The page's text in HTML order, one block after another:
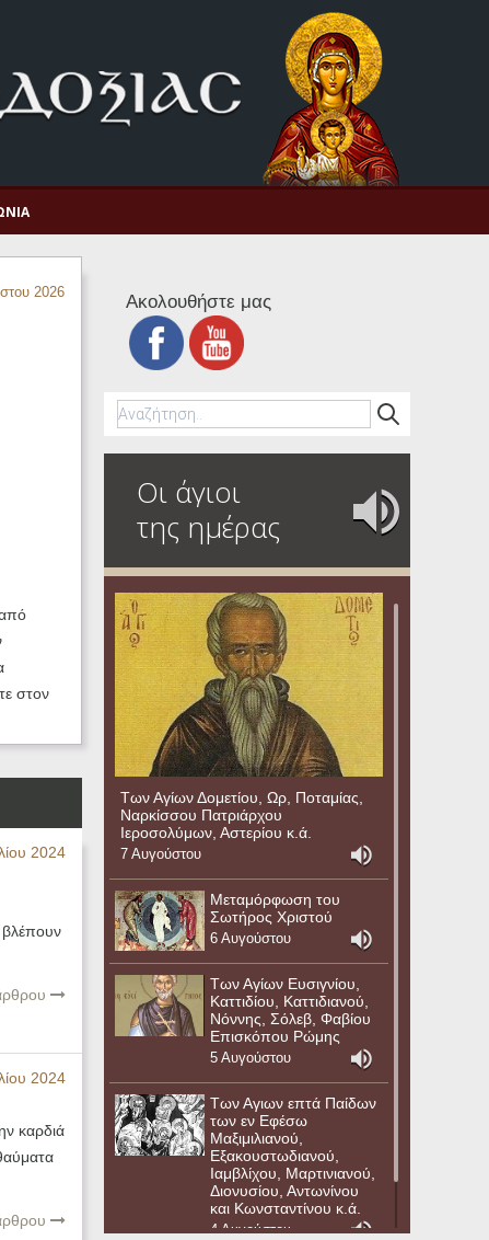
2026
στον
2024
βλέπουν
2024
καρδιά
Ακολουθήστε μας
Οι άγιοι
της ημέρας
Των Αγίων Δομετίου, Ωρ, Ποταμίας,
Ναρκίσσου Πατριάρχου
Ιεροσολύμων, Αστερίου κ.ά.
7 Αυγούστου
Μεταμόρφωση του
Σωτήρος Χριστού
6 Αυγούστου
Των Αγίων Ευσιγνίου,
Καττιδίου, Καττιδιανού,
Νόννης, Σόλεβ, Φαβίου
Επισκόπου Ρώμης
5 Αυγούστου
Των Αγιων επτά Παίδων
των εν Εφέσω
Μαξιμιλιανού,
Εξακουστωδιανού,
Ιαμβλίχου, Μαρτινιανού,
Διονυσίου, Αντωνίνου
και Κωνσταντίνου κ.ά.
4 Αυγούστου